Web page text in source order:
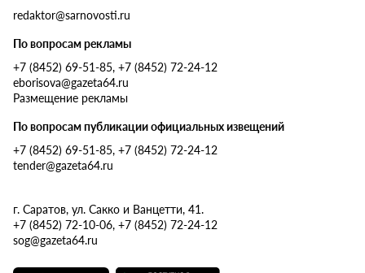
redaktor@sarnovosti.ru
По вопросам рекламы
+7 (8452) 69-51-85, +7 (8452) 72-24-12
eborisova@gazeta64.ru
Размещение рекламы
По вопросам публикации официальных извещений
+7 (8452) 69-51-85, +7 (8452) 72-24-12
tender@gazeta64.ru
г. Саратов, ул. Сакко и Ванцетти, 41.
+7 (8452) 72-10-06, +7 (8452) 72-24-12
sog@gazeta64.ru